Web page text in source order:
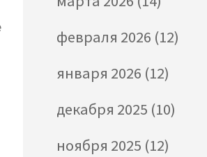
февраля 2026 (12)
января 2026 (12)
декабря 2025 (10)
ноября 2025 (12)